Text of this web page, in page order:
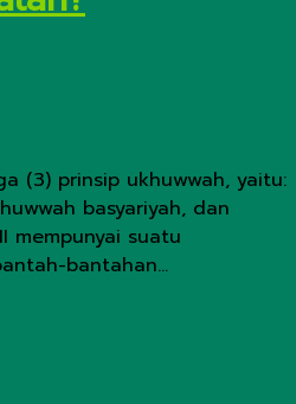
(3) prinsip ukhuwwah, yaitu:
basyariyah, dan
mempunyai suatu
bantahan...